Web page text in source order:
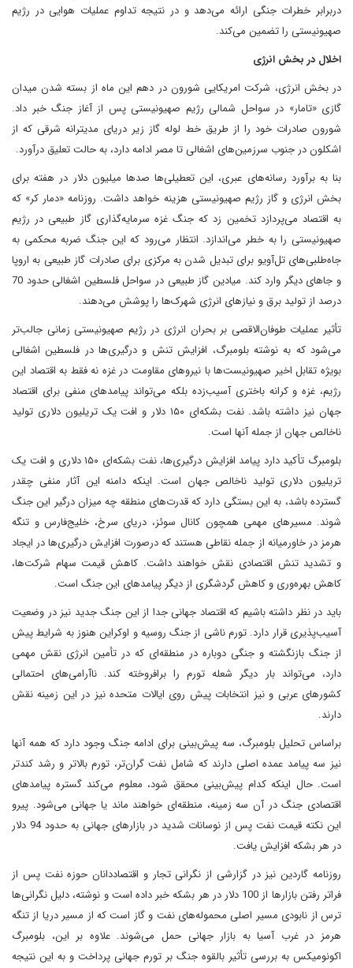
دربرابر خطرات جنگی ارائه می‌دهد و در نتیجه تداوم عملیات هوایی در رژیم
صهیونیستی را تضمین می‌کند.
اخلال در بخش انرژی
در بخش انرژی، شرکت امریکایی شورون در دهم این ماه از بسته شدن میدان
گازی «تامار» در سواحل شمالی رژیم صهیونیستی پس از آغاز جنگ خبر داد.
شورون صادرات خود را از طریق خط لوله گاز زیر دریای مدیترانه شرقی که از
اشکلون در جنوب سرزمین‌های اشغالی تا مصر ادامه دارد، به حالت تعلیق درآورد.
بنا به برآورد رسانه‌های عبری، این تعطیلی‌ها صدها میلیون دلار در هفته برای
بخش انرژی و گاز رژیم صهیونیستی هزینه خواهد داشت. روزنامه «دمار کر» که
به اقتصاد می‌پردازد تخمین زد که جنگ غزه سرمایه‌گذاری گاز طبیعی در رژیم
صهیونیستی را به خطر می‌اندازد. انتظار می‌رود که این جنگ ضربه محکمی به
جاه‌طلبی‌های تل‌آویو برای تبدیل شدن به مرکزی برای صادرات گاز طبیعی به اروپا
و جاهای دیگر وارد کند. میادین گاز طبیعی در سواحل فلسطین اشغالی حدود 70
درصد از تولید برق و نیازهای انرژی شهرک‌ها را پوشش می‌دهند.
تأثیر عملیات طوفان‌الاقصی بر بحران انرژی در رژیم صهیونیستی زمانی جالب‌تر
می‌شود که به نوشته بلومبرگ، افزایش تنش‌ و درگیری‌ها در فلسطین اشغالی
بویژه تقابل اخیر صهیونیست‌ها با نیروهای مقاومت در غزه نه فقط به اقتصاد این
رژیم، غزه و کرانه باختری آسیب‌زده بلکه می‌تواند پیامدهای منفی برای اقتصاد
جهان نیز داشته باشد. نفت بشکه‌ای ۱۵۰ دلار و افت یک تریلیون دلاری تولید
ناخالص جهان از جمله آنها است.
بلومبرگ تأکید دارد پیامد افزایش درگیری‌ها، نفت بشکه‌ای ۱۵۰ دلاری و افت یک
تریلیون دلاری تولید ناخالص جهان است. اینکه دامنه این آثار منفی چقدر
گسترده باشد، به این بستگی دارد که قدرت‌های منطقه چه میزان درگیر این جنگ
شوند. مسیرهای مهمی همچون کانال سوئز، دریای سرخ، خلیج‌فارس و تنگه
هرمز در خاورمیانه از جمله نقاطی هستند که درصورت افزایش درگیری‌ها در ایجاد
و تشدید تنش اقتصادی نقش خواهند داشت. کاهش قیمت سهام شرکت‌ها،
کاهش بهره‌وری و کاهش گردشگری از دیگر پیامدهای این جنگ است.
باید در نظر داشته باشیم که اقتصاد جهانی جدا از این جنگ جدید نیز در وضعیت
آسیب‌پذیری قرار دارد. تورم ناشی از جنگ روسیه و اوکراین هنوز به شرایط پیش
از جنگ بازنگشته و جنگی دوباره در منطقه‌ای که در تأمین انرژی نقش مهمی
دارد، می‌تواند بار دیگر شعله تورم را برافروخته کند. ناآرامی‌های احتمالی
کشورهای عربی و نیز انتخابات پیش روی ایالات متحده نیز در این زمینه نقش
دارند.
براساس تحلیل بلومبرگ، سه پیش‌بینی برای ادامه جنگ وجود دارد که همه آنها
نیز سه پیامد عمده اصلی دارند که شامل نفت گران‌تر، تورم بالاتر و رشد کندتر
است. حال اینکه کدام پیش‌بینی محقق شود، معلوم می‌کند گستره پیامدهای
اقتصادی جنگ در آن سه زمینه، منطقه‌ای خواهند ماند یا جهانی می‌شود. پیرو
این نکته قیمت نفت پس از نوسانات شدید در بازارهای جهانی به حدود 94 دلار
در هر بشکه افزایش یافت.
روزنامه گاردین نیز در گزارشی از نگرانی تجار و اقتصاددانان حوزه نفت پس از
فراتر رفتن بازارها از 100 دلار در هر بشکه خبر داده است و نوشته، دلیل نگرانی‌ها
ترس از نابودی مسیر اصلی محموله‌های نفت و گاز است که از مسیر دریا از تنگه
هرمز در غرب آسیا به بازار جهانی حمل می‌شوند. علاوه بر این، بلومبرگ
اکونومیکس به بررسی تأثیر بالقوه جنگ بر تورم جهانی پرداخت و به این نتیجه